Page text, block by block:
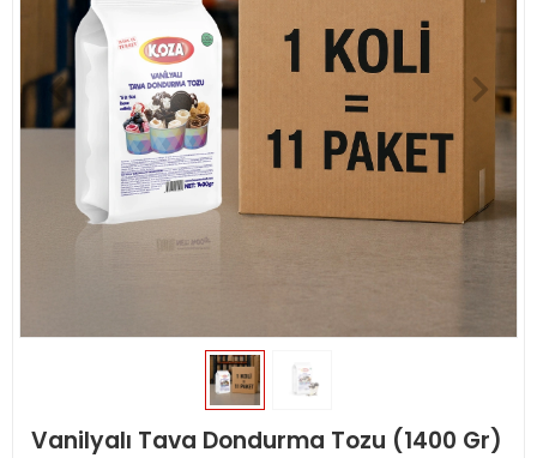
Vanilyalı Tava Dondurma Tozu (1400 Gr)